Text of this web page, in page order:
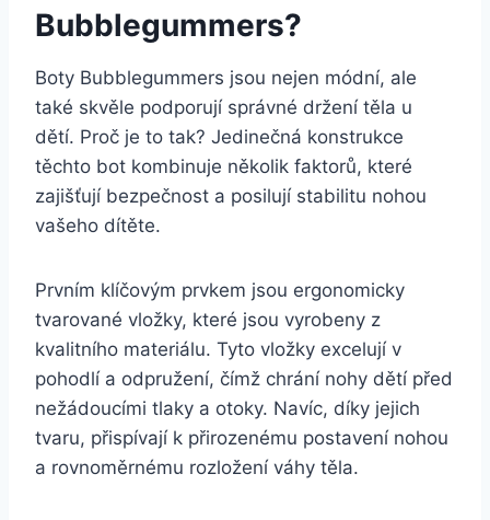
Bubblegummers?
Boty ​Bubblegummers ​jsou nejen módní, ‌ale
také ⁤skvěle podporují správné ⁤držení těla u
dětí.‌ Proč ‌je to tak? Jedinečná ‌konstrukce
těchto bot‌ kombinuje ​několik faktorů, které
zajišťují bezpečnost a posilují stabilitu nohou
vašeho dítěte.
Prvním klíčovým⁢ prvkem jsou​ ergonomicky
tvarované vložky, které jsou vyrobeny z
kvalitního materiálu. Tyto​ vložky excelují v
pohodlí ‌a odpružení, ⁤čímž chrání nohy dětí‍ před
nežádoucími​ tlaky a‌ otoky.‍ Navíc, díky‌ jejich
tvaru, přispívají k⁣ přirozenému‍ postavení⁣ nohou
a‌ rovnoměrnému rozložení váhy ‌těla.